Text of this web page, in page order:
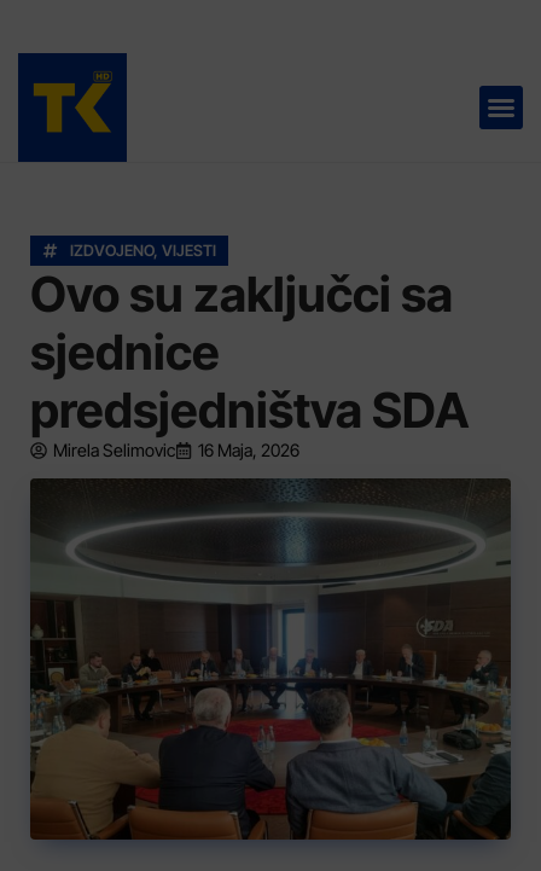
IZDVOJENO, VIJESTI
Ovo su zaključci sa
sjednice
predsjedništva SDA
Mirela Selimovic 16 Maja, 2026